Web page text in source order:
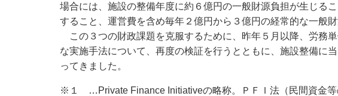
場合には、施設の整備年度に約６億円の一般財源負担が生じる
すること、運営費を含め毎年２億円から３億円の経常的な一般
この３つの財政課題を克服するために、昨年５月以降、労務
な実施手法について、再度の検証を行うとともに、施設整備に
ってきました。
※１ …Private Finance Initiativeの略称。ＰＦＩ法（民間資金等